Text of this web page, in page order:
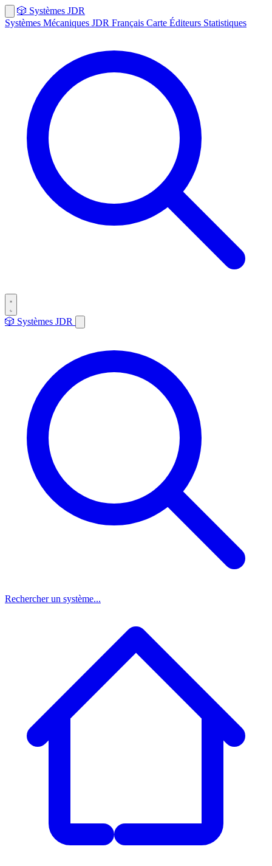
🎲 Systèmes JDR
Systèmes Mécaniques JDR Français Carte Éditeurs Statistiques
🎲 Systèmes JDR
Rechercher un système...